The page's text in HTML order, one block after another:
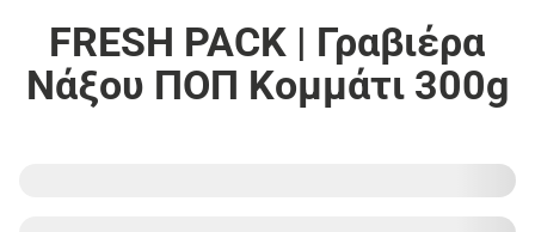
FRESH PACK | Γραβιέρα
Νάξου ΠΟΠ Κομμάτι 300g